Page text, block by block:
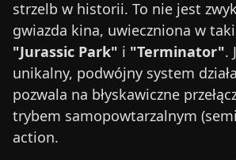
strzelb w historii. To nie jest
gwiazda kina, uwieczniona w
"Jurassic Park" i "Terminator".
unikalny, podwójny system
pozwala na błyskawiczne
trybem samopowtarzalnym
action.